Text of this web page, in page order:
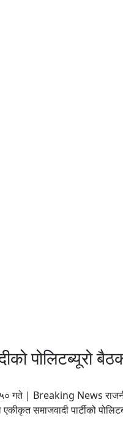
पोलिटब्यूरो
गते | Breaking News
एकीकृत समाजवादी पार्टीको